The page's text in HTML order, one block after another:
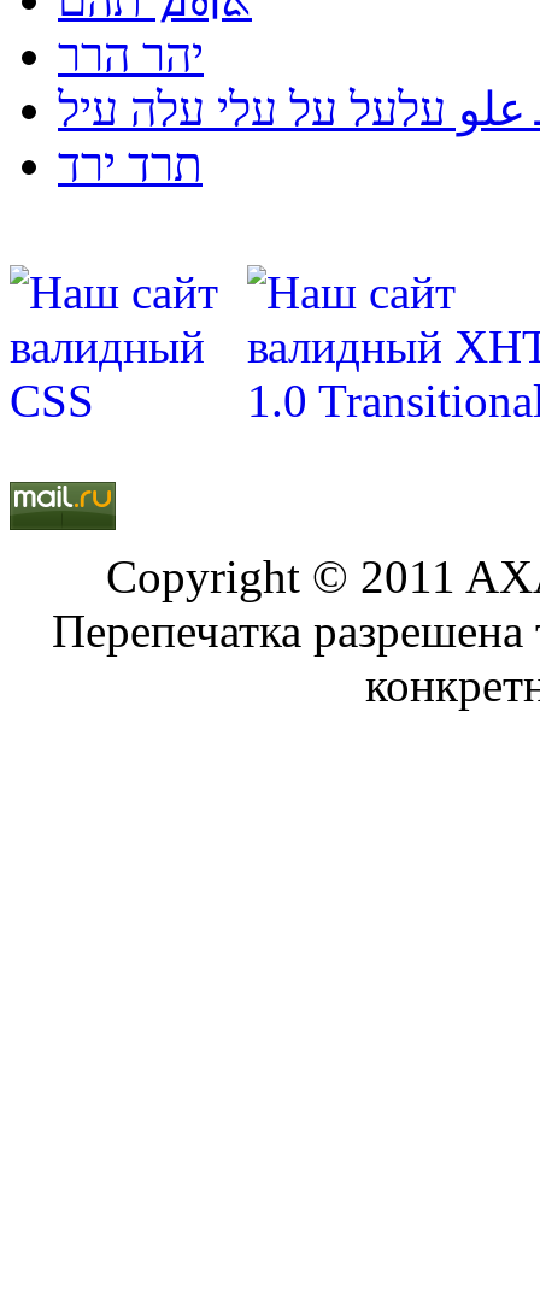
יהר הרר
עלעל על עלי עלה עיל
תרד ירד
Copyright © 2011
Перепечатка